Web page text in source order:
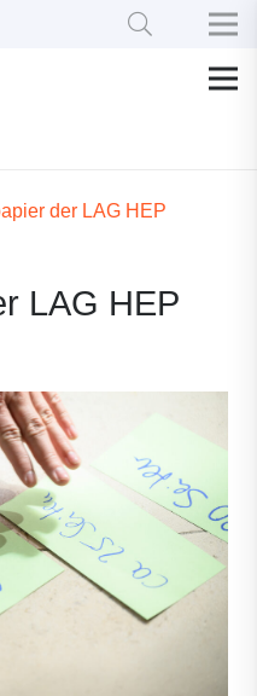
der LAG HEP
LAG HEP